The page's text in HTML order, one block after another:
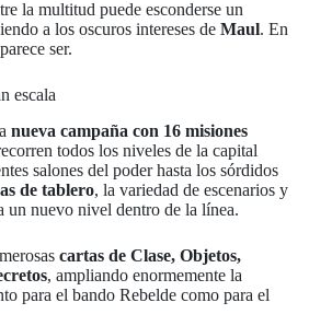
la multitud puede esconderse un
a los oscuros intereses de Maul. En
ser.
escala
nueva campaña con 16 misiones
todos los niveles de la capital
salones del poder hasta los sórdidos
de tablero, la variedad de escenarios y
un nuevo nivel dentro de la línea.
cartas de Clase, Objetos,
, ampliando enormemente la
para el bando Rebelde como para el